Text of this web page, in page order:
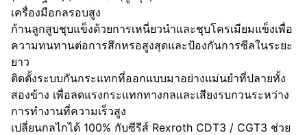
เครื่องมือกลรอบสูง
ก้านลูกสูบชุบแข็งด้วยการเหนี่ยวนำและชุบโครเมียมแข็งเพื่อ
ความทนทานต่อการสึกหรอสูงสุดและป้องกันการซีลในระยะ
ยาว
ติดตั้งระบบกันกระแทกที่ออกแบบมาอย่างแม่นยำที่ปลายทั้ง
สองข้าง เพื่อลดแรงกระแทกทางกลและเสียงรบกวนระหว่าง
การทำงานที่ความเร็วสูง
เปลี่ยนกลไกได้ 100% กับซีรีส์ Rexroth CDT3 / CGT3 ช่วย